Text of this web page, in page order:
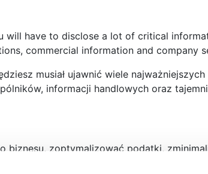
have to disclose a lot of critical
commercial information and company
musiał ujawnić wiele
informacji handlowych oraz
zoptymalizować podatki,
prawie, które mogą mieć wpływ na Twoj